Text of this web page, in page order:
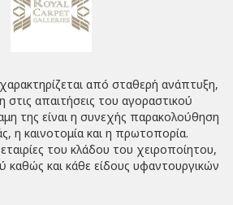
από σταθερή ανάπτυξη,
στις απαιτήσεις του αγοραστικού
της είναι η συνεχής παρακολούθηση
η καινοτομία και η πρωτοπορία.
του κλάδου του χειροποίητου,
καθώς και κάθε είδους υφαντουργικών